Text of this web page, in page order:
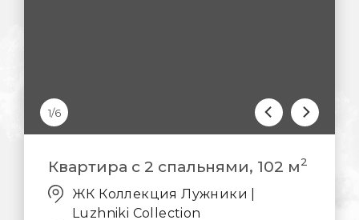
1/6
Квартира с 2 спальнями, 102 м2
ЖК Коллекция Лужники |
Luzhniki Collection